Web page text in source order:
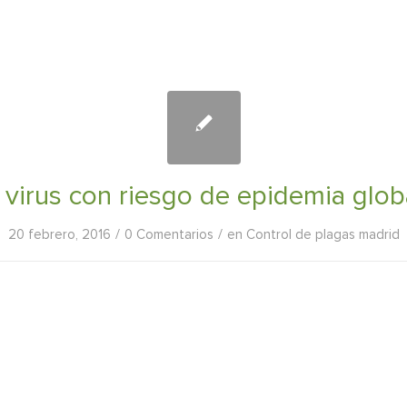
con riesgo de epidemia
20 febrero, 2016 / 0 Comentarios / en Control de plagas madrid